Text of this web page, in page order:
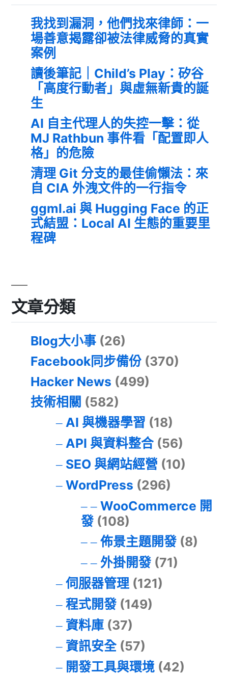
我找到漏洞，他們找來律師：一
場善意揭露卻被法律威脅的真實
案例
讀後筆記｜Child’s Play：矽谷
「高度行動者」與虛無新貴的誕
生
AI 自主代理人的失控一擊：從
MJ Rathbun 事件看「配置即人
格」的危險
清理 Git 分支的最佳偷懶法：來
自 CIA 外洩文件的一行指令
ggml.ai 與 Hugging Face 的正
式結盟：Local AI 生態的重要里
程碑
文章分類
Blog大小事 (26)
Facebook同步備份 (370)
Hacker News (499)
技術相關 (582)
AI 與機器學習 (18)
API 與資料整合(56)
SEO 與網站經營 (10)
WordPress (296)
WooCommerce 開
發(108)
佈景主題開發(8)
外掛開發(71)
伺服器管理(121)
程式開發(149)
資料庫(37)
資訊安全(57)
開發工具與環境(42)